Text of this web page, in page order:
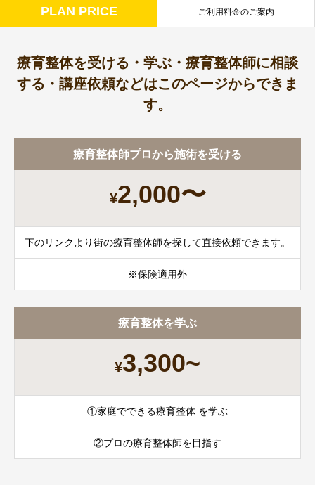
PLAN PRICE ご利用料金のご案内
療育整体を受ける・学ぶ・療育整体師に相談
する・講座依頼などはこのページからできま
す。
療育整体師プロから施術を受ける
¥2,000〜
下のリンクより街の療育整体師を探して直接依頼できます。
※保険適用外
療育整体を学ぶ
¥3,300~
①家庭でできる療育整体 を学ぶ
②プロの療育整体師を目指す